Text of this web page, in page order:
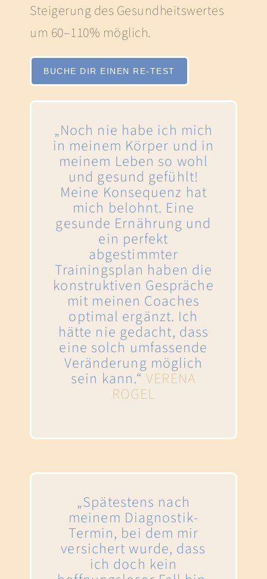
„Noch nie habe ich mich
in meinem Körper und in
meinem Leben so wohl
und gesund gefühlt!
Meine Konsequenz hat
mich belohnt. Eine
gesunde Ernährung und
ein perfekt
abgestimmter
Trainingsplan haben die
konstruktiven Gespräche
mit meinen Coaches
optimal ergänzt. Ich
hätte nie gedacht, dass
eine solch umfassende
Veränderung möglich
sein kann.‬“VERENA
ROGEL
„Spätestens nach
meinem Diagnostik-
Termin, bei dem mir
versichert wurde, dass
ich doch kein
Steigerung des Gesundheitswertes
um 60–110% möglich.
BUCHE DIR EINEN RE-TEST